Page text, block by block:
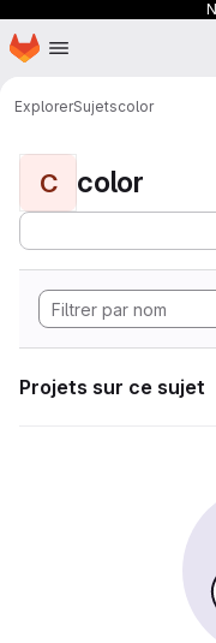
Passer au contenu principal
Page d'accueil
ExplorerSujetscolor
C color
Projets sur ce sujet